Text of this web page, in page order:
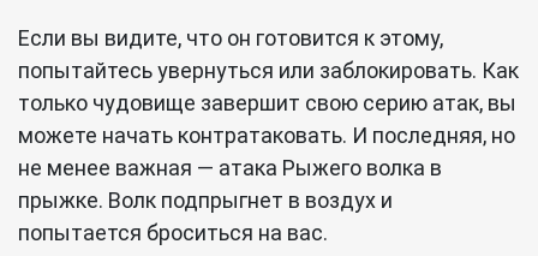
Если вы видите, что он готовится к этому,
попытайтесь увернуться или заблокировать. Как
только чудовище завершит свою серию атак, вы
можете начать контратаковать. И последняя, но
не менее важная — атака Рыжего волка в
прыжке. Волк подпрыгнет в воздух и
попытается броситься на вас.